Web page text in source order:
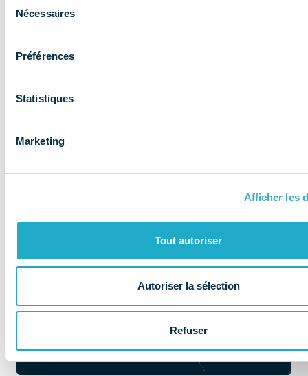
Nécessaires
Préférences
Statistiques
Marketing
Afficher les
Tout autoriser
Autoriser la sélection
Refuser
expertise aux
les accompagne
Au coeur de la
santé dentaire